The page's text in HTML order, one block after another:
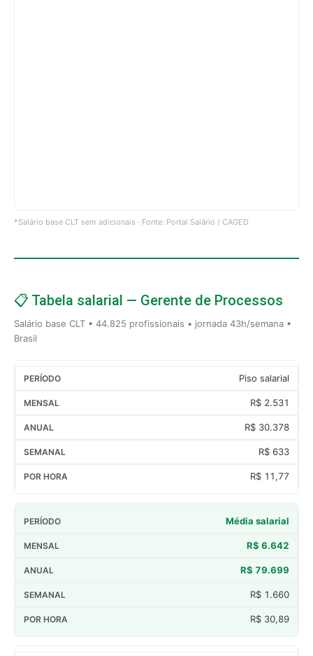
*Salário base CLT sem adicionais · Fonte: Portal Salário / CAGED
📋 Tabela salarial — Gerente de Processos
Salário base CLT • 44.825 profissionais • jornada 43h/semana •
Brasil
Piso salarial
R$ 2.531
R$ 30.378
R$ 633
R$ 11,77
Média salarial
R$ 6.642
R$ 79.699
R$ 1.660
R$ 30,89